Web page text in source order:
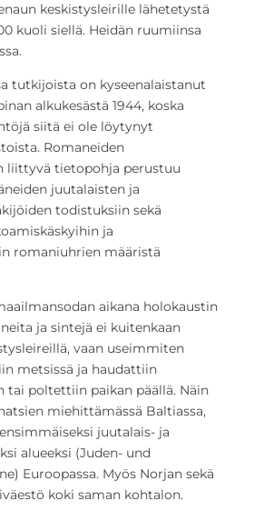
keskistysleirille lähetetystä
kuoli siellä. Heidän ruumiinsa
tutkijoista on kyseenalaistanut
alkukesästä 1944, koska
siitä ei ole löytynyt
Romaneiden
liittyvä tietopohja perustuu
juutalaisten ja
todistuksiin sekä
ja
romaniuhrien määristä
aikana holokaustin
ja sintejä ei kuitenkaan
vaan useimmiten
metsissä ja haudattiin
tai poltettiin paikan päällä. Näin
miehittämässä Baltiassa,
juutalais- ja
alueeksi (Juden- und
Euroopassa. Myös Norjan sekä
koki saman kohtalon.